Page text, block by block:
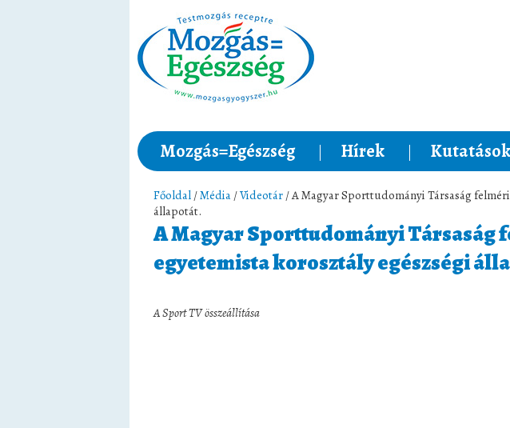
Mozgás=Egészség Hírek
Főoldal /Média /Videotár / A Magyar Sporttudományi Társaság
állapotát.
A Magyar Sporttudományi Társaság
egyetemista korosztály egészségi
A Sport TV összeállítása